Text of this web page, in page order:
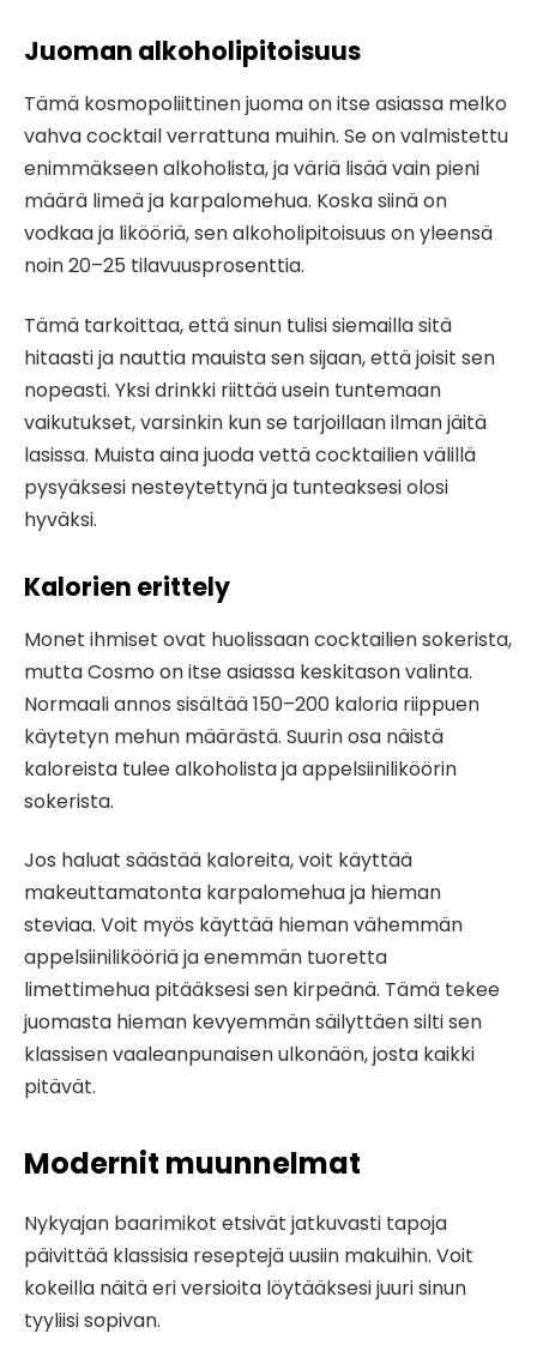
Juoman alkoholipitoisuus
Tämä kosmopoliittinen juoma on itse asiassa melko
vahva cocktail verrattuna muihin. Se on valmistettu
enimmäkseen alkoholista, ja väriä lisää vain pieni
määrä limeä ja karpalomehua. Koska siinä on
vodkaa ja likööriä, sen alkoholipitoisuus on yleensä
noin 20–25 tilavuusprosenttia.
Tämä tarkoittaa, että sinun tulisi siemailla sitä
hitaasti ja nauttia mauista sen sijaan, että joisit sen
nopeasti. Yksi drinkki riittää usein tuntemaan
vaikutukset, varsinkin kun se tarjoillaan ilman jäitä
lasissa. Muista aina juoda vettä cocktailien välillä
pysyäksesi nesteytettynä ja tunteaksesi olosi
hyväksi.
Kalorien erittely
Monet ihmiset ovat huolissaan cocktailien sokerista,
mutta Cosmo on itse asiassa keskitason valinta.
Normaali annos sisältää 150–200 kaloria riippuen
käytetyn mehun määrästä. Suurin osa näistä
kaloreista tulee alkoholista ja appelsiiniliköörin
sokerista.
Jos haluat säästää kaloreita, voit käyttää
makeuttamatonta karpalomehua ja hieman
steviaa. Voit myös käyttää hieman vähemmän
appelsiinilikööriä ja enemmän tuoretta
limettimehua pitääksesi sen kirpeänä. Tämä tekee
juomasta hieman kevyemmän säilyttäen silti sen
klassisen vaaleanpunaisen ulkonäön, josta kaikki
pitävät.
Modernit muunnelmat
Nykyajan baarimikot etsivät jatkuvasti tapoja
päivittää klassisia reseptejä uusiin makuihin. Voit
kokeilla näitä eri versioita löytääksesi juuri sinun
tyyliisi sopivan.